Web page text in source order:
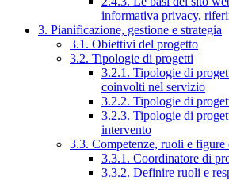
informativa privacy,
3. Pianificazione, gestione e strategia
3.1. Obiettivi del progetto
3.2. Tipologie di progetti
3.2.1. Tipologie di
coinvolti nel servizio
3.2.2. Tipologie di
3.2.3. Tipologie di
intervento
3.3. Competenze, ruoli e
3.3.1. Coordinatore di
3.3.2. Definire ruoli e